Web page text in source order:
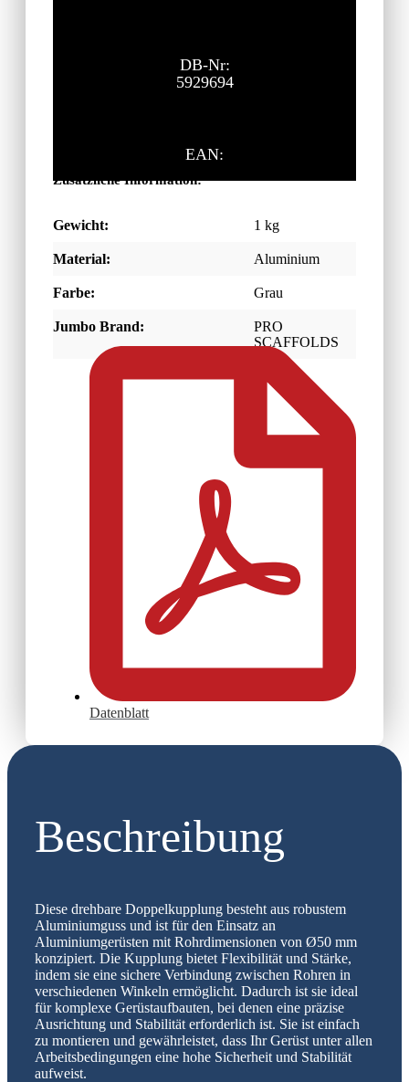
DB-Nr:
5929694
EAN:
Zusätzliche Information:
Gewicht: 1 kg
Material: Aluminium
Farbe: Grau
Jumbo Brand:
PRO
SCAFFOLDS
Datenblatt
Beschreibung
Diese drehbare Doppelkupplung besteht aus robustem
Aluminiumguss und ist für den Einsatz an
Aluminiumgerüsten mit Rohrdimensionen von Ø50 mm
konzipiert. Die Kupplung bietet Flexibilität und Stärke,
indem sie eine sichere Verbindung zwischen Rohren in
verschiedenen Winkeln ermöglicht. Dadurch ist sie ideal
für komplexe Gerüstaufbauten, bei denen eine präzise
Ausrichtung und Stabilität erforderlich ist. Sie ist einfach
zu montieren und gewährleistet, dass Ihr Gerüst unter allen
Arbeitsbedingungen eine hohe Sicherheit und Stabilität
aufweist.